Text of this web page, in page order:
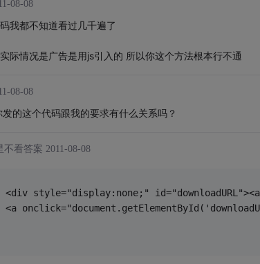
08-08
我都不知道看过几千遍了
际情况是广告是用js引入的 所以你这个方法根本行不通
08-08
的这个代码跟我的要求有什么关系吗？
不看答案 2011-08-08
<div style="display:none;"
<a